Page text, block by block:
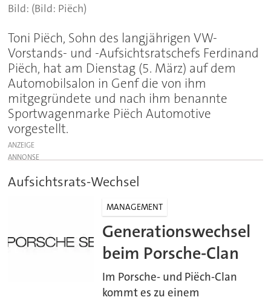
(Bild: Piëch)
Toni Piëch, Sohn des langjährigen VW-
Vorstands- und -Aufsichtsratschefs Ferdinand
Piëch, hat am Dienstag (5. März) auf dem
Automobilsalon in Genf die von ihm
mitgegründete und nach ihm benannte
Sportwagenmarke Piëch Automotive
vorgestellt.
ANZEIGE
Aufsichtsrats-Wechsel
MANAGEMENT
Generationswechsel
beim Porsche-Clan
Im Porsche- und Piëch-Clan
kommt es zu einem